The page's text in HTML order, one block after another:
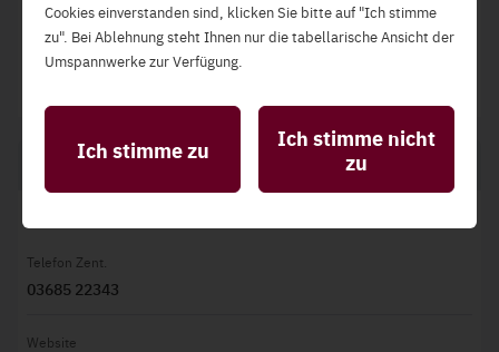
Land
Österreich
Telefon und Internet
Telefon Zent.
03685 22343
Website
Cookies einverstanden sind, klicken Sie bitte auf "Ich stimme
zu". Bei Ablehnung steht Ihnen nur die tabellarische Ansicht der
Umspannwerke zur Verfügung.
zur Qualitätssicherung und Verbesserung der
Diese stellen grundlegende Funktionen der Website
Ich stimme zu
Ich stimme nicht
zu